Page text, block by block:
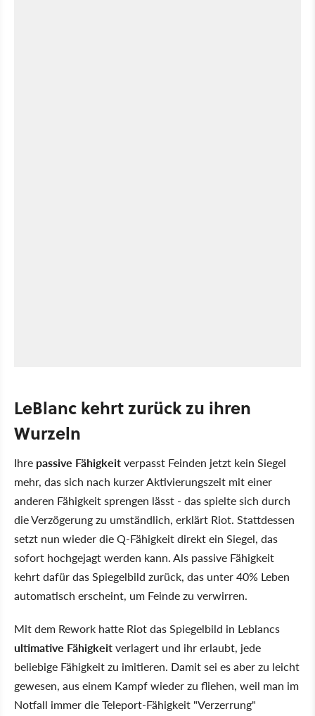
LeBlanc kehrt zurück zu ihren
Wurzeln
Ihre passive Fähigkeitverpasst Feinden jetzt kein Siegel
mehr, das sich nach kurzer Aktivierungszeit mit einer
anderen Fähigkeit sprengen lässt - das spielte sich durch
die Verzögerung zu umständlich, erklärt Riot. Stattdessen
setzt nun wieder die Q-Fähigkeit direkt ein Siegel, das
sofort hochgejagt werden kann. Als passive Fähigkeit
kehrt dafür das Spiegelbild zurück, das unter 40% Leben
automatisch erscheint, um Feinde zu verwirren.
Mit dem Rework hatte Riot das Spiegelbild in Leblancs
ultimative Fähigkeitverlagert und ihr erlaubt, jede
beliebige Fähigkeit zu imitieren. Damit sei es aber zu leicht
gewesen, aus einem Kampf wieder zu fliehen, weil man im
Notfall immer die Teleport-Fähigkeit "Verzerrung"